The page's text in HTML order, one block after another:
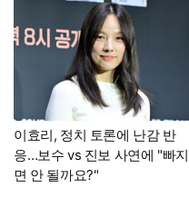
이효리, 정치 토론에 난감 반
응…보수 vs 진보 사연에 "빠지
면 안 될까요?"